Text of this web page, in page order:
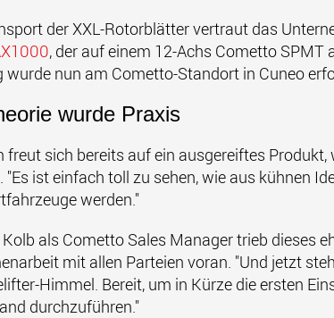
der XXL-Rotorblätter vertraut das
, der auf einem 12-Achs Cometto
wurde nun am Cometto-Standort in Cuneo
wurde Praxis
freut sich bereits auf ein ausgereiftes Produkt,
"Es ist einfach toll zu sehen, wie aus kühnen
werden."
als Cometto Sales Manager trieb dieses
mit allen Parteien voran. "Und jetzt
Himmel. Bereit, um in Kürze die ersten
durchzuführen."